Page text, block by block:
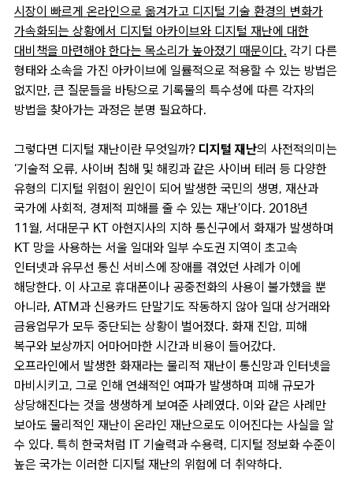
시장이 빠르게 온라인으로 옮겨가고 디지털 기술 환경의 변화가
가속화되는 상황에서 디지털 아카이브와 디지털 재난에 대한
대비책을 마련해야 한다는 목소리가 높아졌기 때문이다. 각기 다른
형태와 소속을 가진 아카이브에 일률적으로 적용할 수 있는 방법은
없지만, 큰 질문들을 바탕으로 기록물의 특수성에 따른 각자의
방법을 찾아가는 과정은 분명 필요하다.
그렇다면 디지털 재난이란 무엇일까? 디지털 재난의 사전적의미는
‘기술적 오류, 사이버 침해 및 해킹과 같은 사이버 테러 등 다양한
유형의 디지털 위험이 원인이 되어 발생한 국민의 생명, 재산과
국가에 사회적, 경제적 피해를 줄 수 있는 재난’이다. 2018년
11월, 서대문구 KT 아현지사의 지하 통신구에서 화재가 발생하며
KT 망을 사용하는 서울 일대와 일부 수도권 지역이 초고속
인터넷과 유무선 통신 서비스에 장애를 겪었던 사례가 이에
해당한다. 이 사고로 휴대폰이나 공중전화의 사용이 불가했을 뿐
아니라, ATM과 신용카드 단말기도 작동하지 않아 일대 상거래와
금융업무가 모두 중단되는 상황이 벌어졌다. 화재 진압, 피해
복구와 보상까지 어마어마한 시간과 비용이 들어갔다.
오프라인에서 발생한 화재라는 물리적 재난이 통신망과 인터넷을
마비시키고, 그로 인해 연쇄적인 여파가 발생하며 피해 규모가
상당해진다는 것을 생생하게 보여준 사례였다. 이와 같은 사례만
보아도 물리적인 재난이 온라인 재난으로도 이어진다는 사실을 알
수 있다. 특히 한국처럼 IT 기술력과 수용력, 디지털 정보화 수준이
높은 국가는 이러한 디지털 재난의 위험에 더 취약하다.